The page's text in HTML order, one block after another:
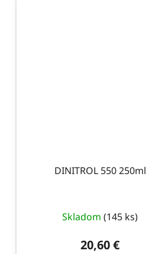
DINITROL 550 250ml
Skladom(145 ks)
20,60 €